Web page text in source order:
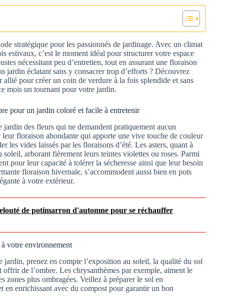
stratégique pour les passionnés de jardinage. Avec un climat
estivaux, c’est le moment idéal pour structurer votre espace
nécessitant peu d’entretien, tout en assurant une floraison
jardin éclatant sans y consacrer trop d’efforts ? Découvrez
pour créer un coin de verdure à la fois splendide et sans
mois un tournant pour votre jardin.
pour un jardin coloré et facile à entretenir
des fleurs qui ne demandent pratiquement aucun
floraison abondante qui apporte une vive touche de couleur
les vides laissés par les floraisons d’été. Les asters, quant à
arborant fièrement leurs teintes violettes ou roses. Parmi
pour leur capacité à tolérer la sécheresse ainsi que leur besoin
floraison hivernale, s’accommodent aussi bien en pots
à votre extérieur.
de potimarron d'automne pour se réchauffer
votre environnement
prenez en compte l’exposition au soleil, la qualité du sol
de l’ombre. Les chrysanthèmes par exemple, aiment le
zones plus ombragées. Veillez à préparer le sol en
en enrichissant avec du compost pour garantir un bon